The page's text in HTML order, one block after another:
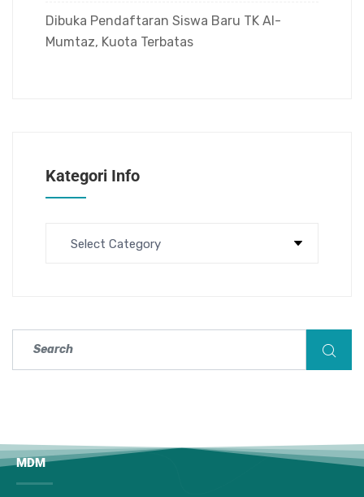
Dibuka Pendaftaran Siswa Baru TK Al-
Mumtaz, Kuota Terbatas
Kategori Info
MDM